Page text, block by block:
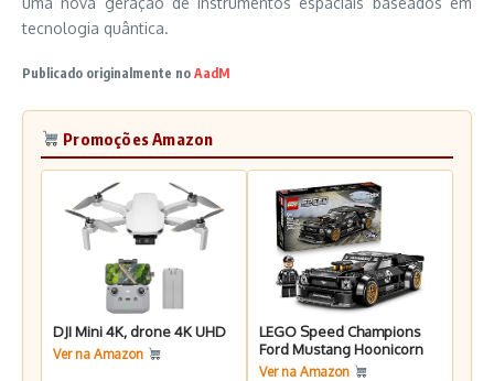
tecnologia quântica.
Publicado originalmente no AadM
Promoções Amazon
DJI Mini 4K, drone 4K UHD
Ver na Amazon
LEGO Speed Champions
Ford Mustang Hoonicorn
Ver na Amazon